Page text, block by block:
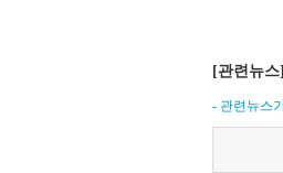
[관련뉴스]
- 관련뉴스